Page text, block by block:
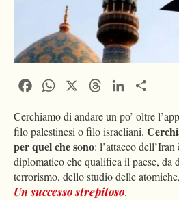
FacebookWhatsApp ThreadsLinkedIn
Cerchiamo di andare un po’ oltre
filo palestinesi o filo israeliani.
per quel che sono: l’attacco
diplomatico che qualifica il paese, da
terrorismo, dello studio delle
Un successo strepitoso.